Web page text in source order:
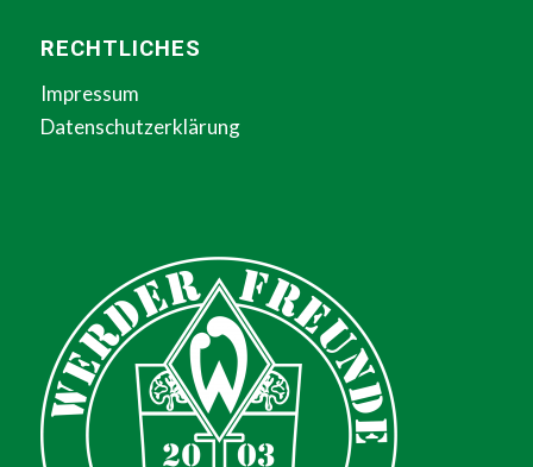
RECHTLICHES
Impressum
Datenschutzerklärung